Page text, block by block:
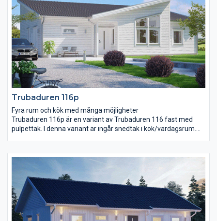
Trubaduren 116p
Fyra rum och kök med många möjligheter
Trubaduren 116p är en variant av Trubaduren 116 fast med
pulpettak. I denna variant är ingår snedtak i kök/vardagsrum.
ljust med högt snedtak. Det stora sovrummet anpassar ni efter
era egna önskemål. Ni kan till exempel placera en utgång till
trädgården här, flytta klädkammardörren hit eller kanske wc-
dörren? Rummet för klädvård ligger nära entré och kök, bra för
er som gillar att göra flera saker samtidigt!